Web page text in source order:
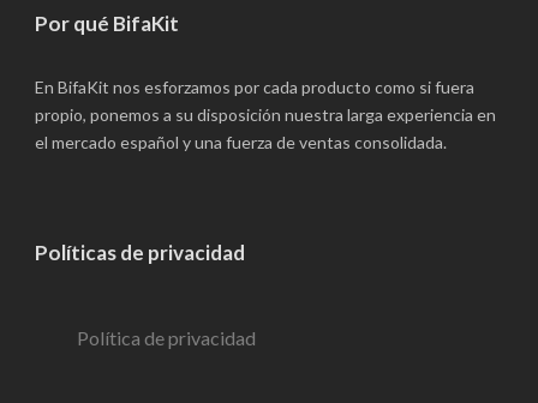
Por qué BifaKit
En BifaKit nos esforzamos por cada producto como si fuera
propio, ponemos a su disposición nuestra larga experiencia en
el mercado español y una fuerza de ventas consolidada.
Políticas de privacidad
Política de privacidad